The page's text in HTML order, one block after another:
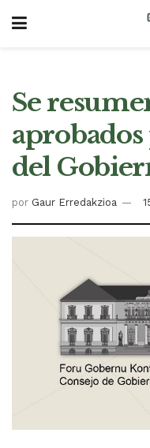
Se
del
por Gaur Erredakzioa